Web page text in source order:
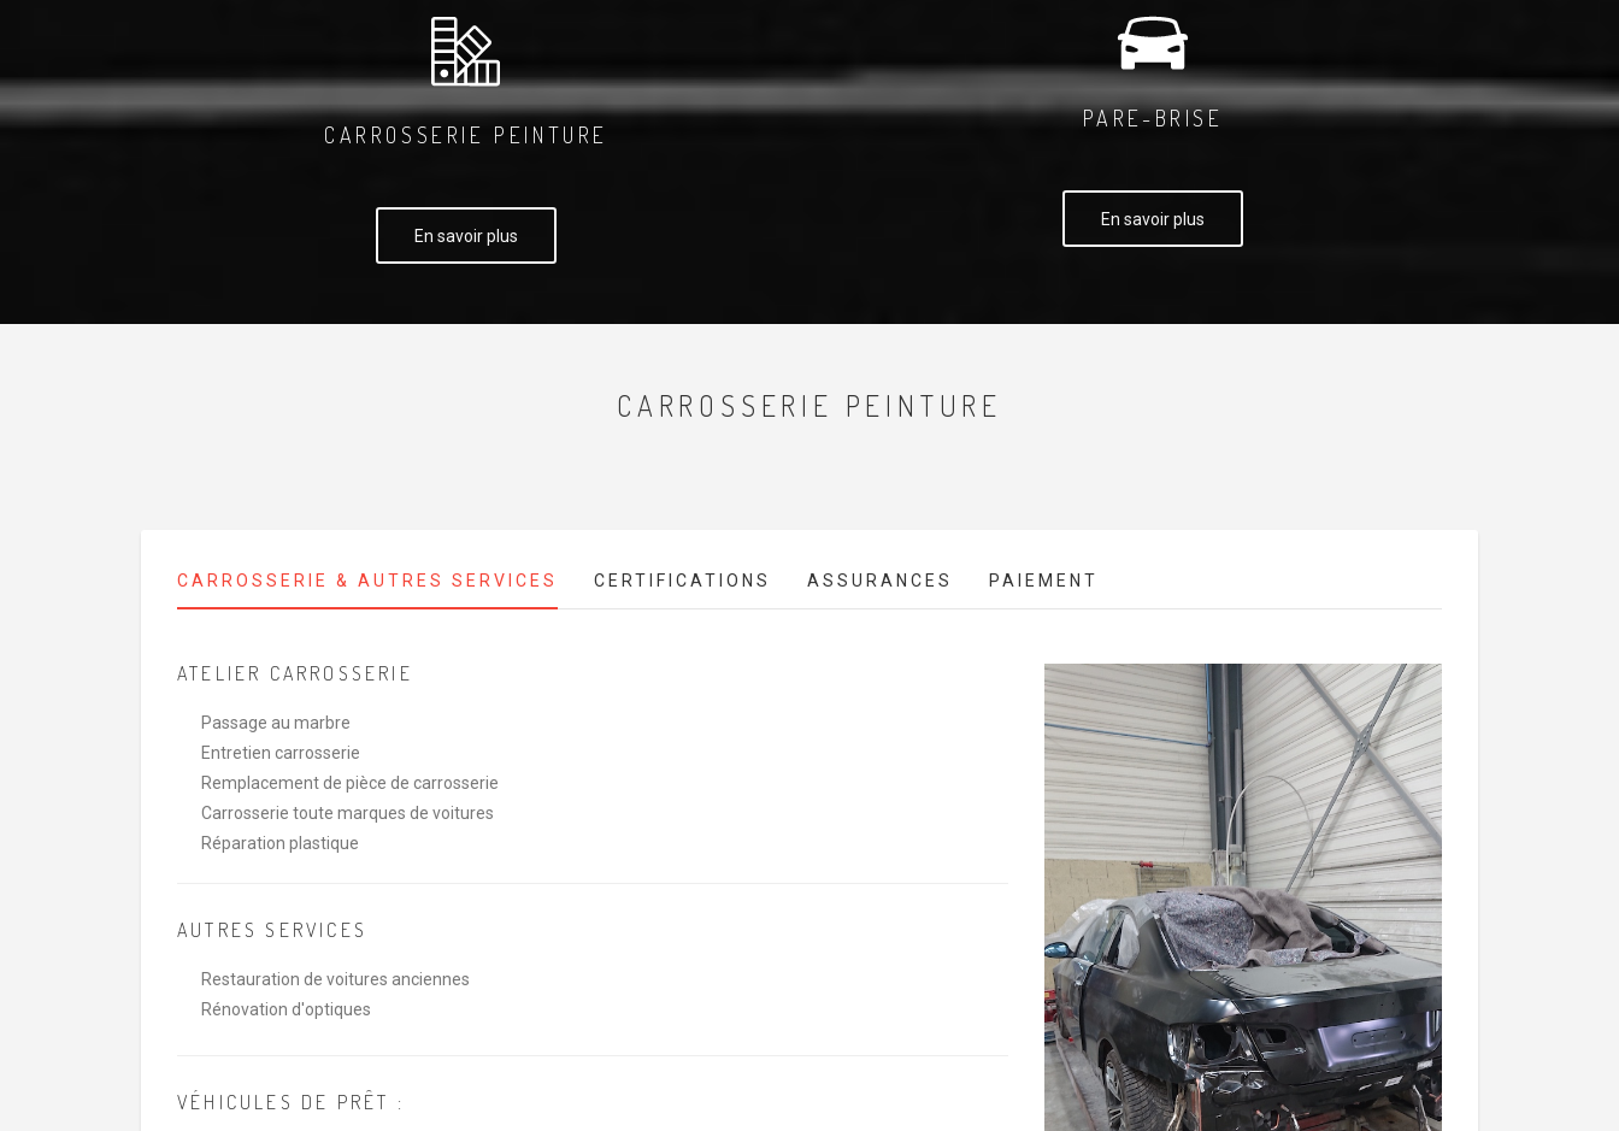
CARROSSERIE PEINTURE
En savoir plus
PARE-BRISE
En savoir plus
CARROSSERIE PEINTURE
CARROSSERIE & AUTRES SERVICES CERTIFICATIONS ASSURANCES PAIEMENT
ATELIER CARROSSERIE
Passage au marbre
Entretien carrosserie
Remplacement de pièce de carrosserie
Carrosserie toute marques de voitures
Réparation plastique
AUTRES SERVICES
Restauration de voitures anciennes
Rénovation d'optiques
VÉHICULES DE PRÊT :